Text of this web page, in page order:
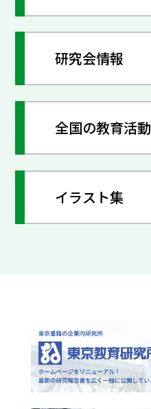
研究会情報
全国の教育活動
イラスト集